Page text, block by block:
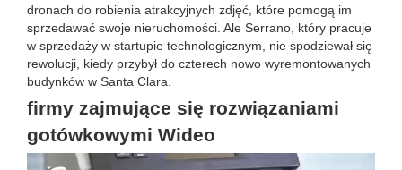
dronach do robienia atrakcyjnych zdjęć, które pomogą im
sprzedawać swoje nieruchomości. Ale Serrano, który pracuje
w sprzedaży w startupie technologicznym, nie spodziewał się
rewolucji, kiedy przybył do czterech nowo wyremontowanych
budynków w Santa Clara.
firmy zajmujące się rozwiązaniami
gotówkowymi Wideo